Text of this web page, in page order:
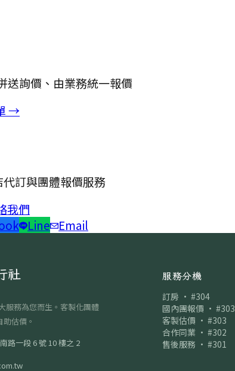
送詢價、由業務統一報價
→
訂與團體報價服務
我們
Line Email
社
服務為您而生。客製化團體
估價。
路一段 6 號 10 樓之 2
服務分機
訂房 · #304
國內團報價 · #303
客製估價 · #303
合作同業 · #302
售後服務 · #301